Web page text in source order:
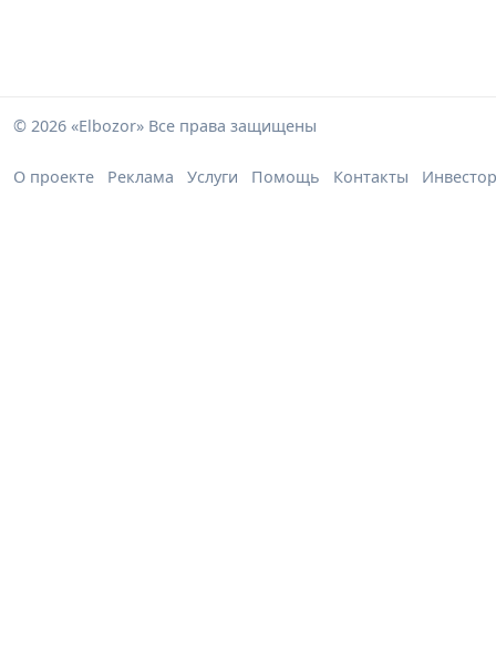
© 2026 «Elbozor» Все права защищены
О проекте Реклама Услуги Помощь Контакты